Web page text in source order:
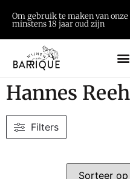
Om gebruik te maken van
minstens 18 jaar oud zijn
Hannes Reeh
Filters